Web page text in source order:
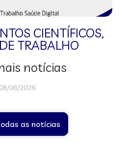
CIENTÍFICOS,
TRABALHO
notícias
08/06/2026
as notícias